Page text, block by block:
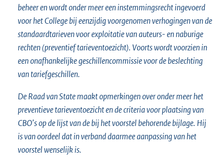
beheer en wordt onder meer een instemmingsrecht ingevoerd
voor het College bij eenzijdig voorgenomen verhogingen van de
standaardtarieven voor exploitatie van auteurs- en naburige
rechten (preventief tarieventoezicht). Voorts wordt voorzien in
een onafhankelijke geschillencommissie voor de beslechting
van tariefgeschillen.
De Raad van State maakt opmerkingen over onder meer het
preventieve tarieventoezicht en de criteria voor plaatsing van
CBO’s op de lijst van de bij het voorstel behorende bijlage. Hij
is van oordeel dat in verband daarmee aanpassing van het
voorstel wenselijk is.